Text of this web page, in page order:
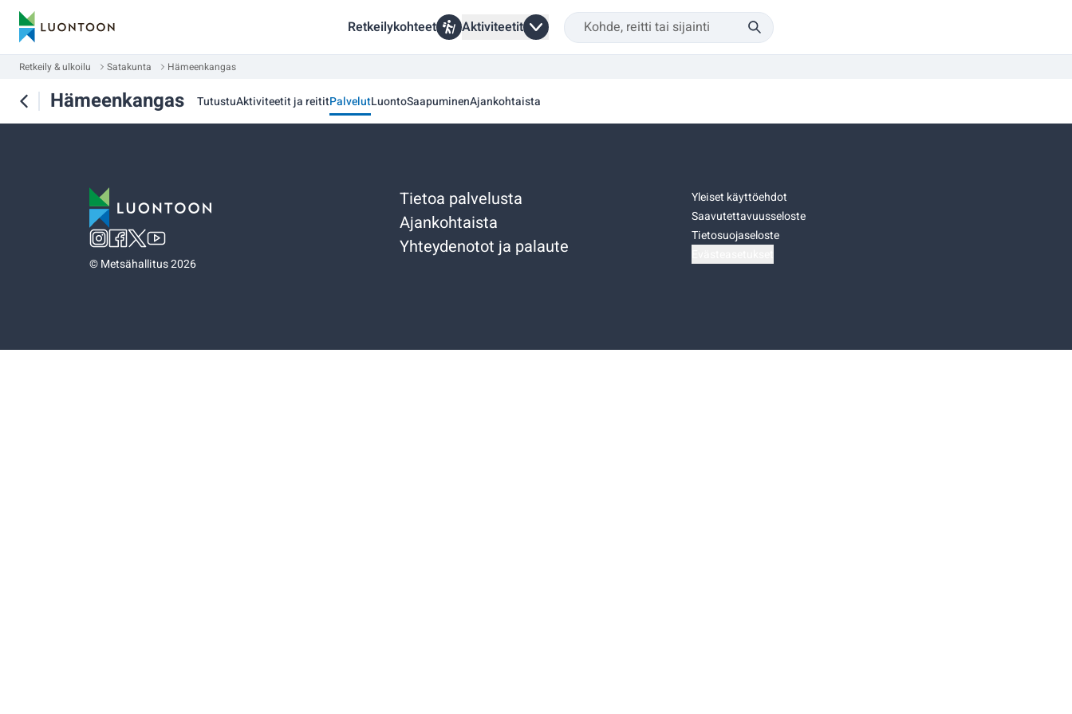
Retkeilykohteet Aktiviteetit
Retkeily & ulkoilu Satakunta Hämeenkangas
Hämeenkangas TutustuAktiviteetit ja reititPalvelutLuontoSaapuminenAjankohtaista
©Metsähallitus 2026
Tietoa palvelusta
Ajankohtaista
Yhteydenotot ja palaute
Yleiset käyttöehdot
Saavutettavuusseloste
Tietosuojaseloste